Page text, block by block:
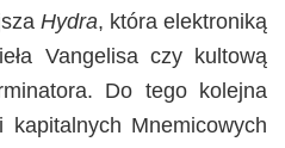
Hydra, która elektroniką
Vangelisa czy kultową
Do tego kolejna
Mnemicowych